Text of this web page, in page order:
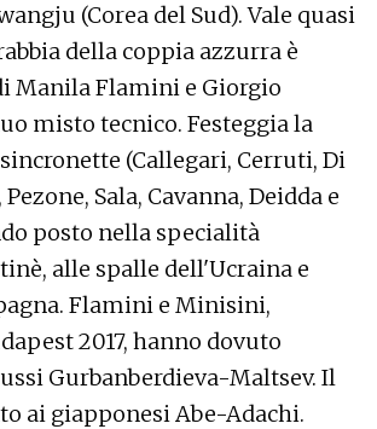
(Corea del Sud). Vale quasi
della coppia azzurra è
Manila Flamini e Giorgio
misto tecnico. Festeggia la
(Callegari, Cerruti, Di
Sala, Cavanna, Deidda e
posto nella specialità
alle spalle dell'Ucraina e
Flamini e Minisini,
2017, hanno dovuto
Gurbanberdieva-Maltsev. Il
ai giapponesi Abe-Adachi.